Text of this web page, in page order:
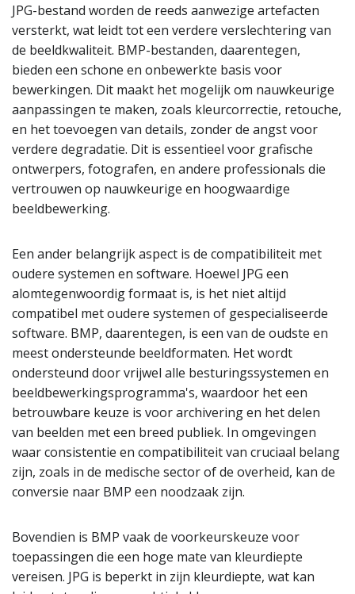
JPG-bestand worden de reeds aanwezige artefacten
versterkt, wat leidt tot een verdere verslechtering van
de beeldkwaliteit. BMP-bestanden, daarentegen,
bieden een schone en onbewerkte basis voor
bewerkingen. Dit maakt het mogelijk om nauwkeurige
aanpassingen te maken, zoals kleurcorrectie, retouche,
en het toevoegen van details, zonder de angst voor
verdere degradatie. Dit is essentieel voor grafische
ontwerpers, fotografen, en andere professionals die
vertrouwen op nauwkeurige en hoogwaardige
beeldbewerking.
Een ander belangrijk aspect is de compatibiliteit met
oudere systemen en software. Hoewel JPG een
alomtegenwoordig formaat is, is het niet altijd
compatibel met oudere systemen of gespecialiseerde
software. BMP, daarentegen, is een van de oudste en
meest ondersteunde beeldformaten. Het wordt
ondersteund door vrijwel alle besturingssystemen en
beeldbewerkingsprogramma's, waardoor het een
betrouwbare keuze is voor archivering en het delen
van beelden met een breed publiek. In omgevingen
waar consistentie en compatibiliteit van cruciaal belang
zijn, zoals in de medische sector of de overheid, kan de
conversie naar BMP een noodzaak zijn.
Bovendien is BMP vaak de voorkeurskeuze voor
toepassingen die een hoge mate van kleurdiepte
vereisen. JPG is beperkt in zijn kleurdiepte, wat kan